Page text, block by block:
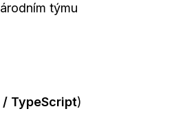
týmu
TypeScript)